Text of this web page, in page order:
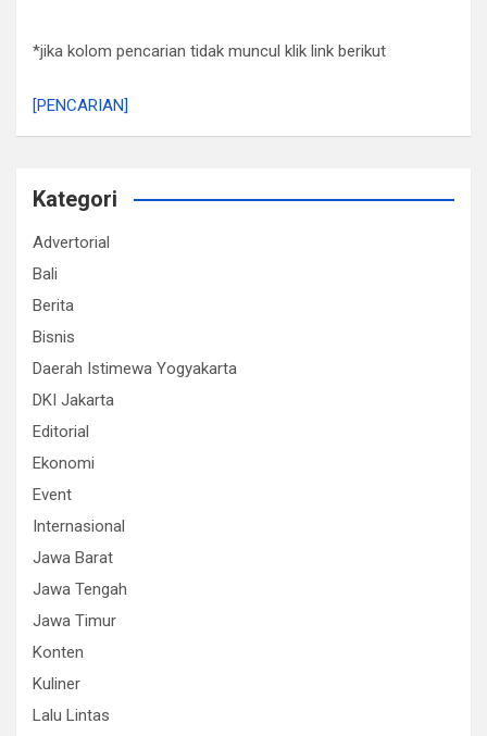
*jika kolom pencarian tidak muncul klik link berikut
[PENCARIAN]
Kategori
Advertorial
Bali
Berita
Bisnis
Daerah Istimewa Yogyakarta
DKI Jakarta
Editorial
Ekonomi
Event
Internasional
Jawa Barat
Jawa Tengah
Jawa Timur
Konten
Kuliner
Lalu Lintas